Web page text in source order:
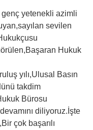
genç yetenekli azimli
sevilen
Hukuk
yılı,Ulusal Basın
takdim
Bürosu
devamını diliyoruz.İşte
çok başarılı